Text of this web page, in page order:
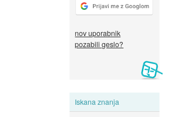
nov uporabnik
pozabili geslo?
Iskana znanja